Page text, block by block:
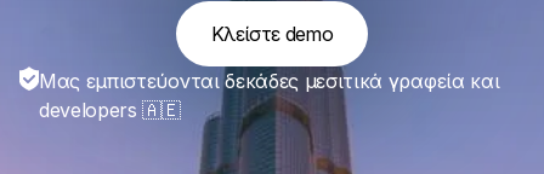
Κλείστε demo
Μας εμπιστεύονται δεκάδες μεσιτικά γραφεία και
developers 🇦🇪